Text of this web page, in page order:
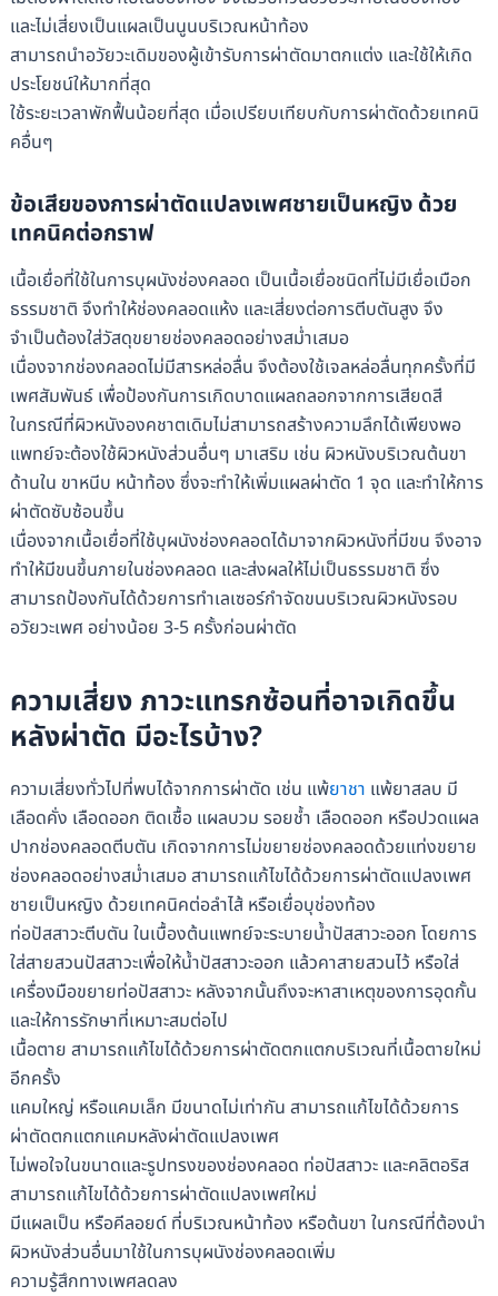
และไม่เสี่ยงเป็นแผลเป็นนูนบริเวณหน้าท้อง
สามารถนำอวัยวะเดิมของผู้เข้ารับการผ่าตัดมาตกแต่ง และใช้ให้เกิด
ประโยชน์ให้มากที่สุด
ใช้ระยะเวลาพักฟื้นน้อยที่สุด เมื่อเปรียบเทียบกับการผ่าตัดด้วยเทคนิ
คอื่นๆ
ข้อเสียของการผ่าตัดแปลงเพศชายเป็นหญิง ด้วย
เทคนิคต่อกราฟ
เนื้อเยื่อที่ใช้ในการบุผนังช่องคลอด เป็นเนื้อเยื่อชนิดที่ไม่มีเยื่อเมือก
ธรรมชาติ จึงทำให้ช่องคลอดแห้ง และเสี่ยงต่อการตีบตันสูง จึง
จำเป็นต้องใส่วัสดุขยายช่องคลอดอย่างสม่ำเสมอ
เนื่องจากช่องคลอดไม่มีสารหล่อลื่น จึงต้องใช้เจลหล่อลื่นทุกครั้งที่มี
เพศสัมพันธ์ เพื่อป้องกันการเกิดบาดแผลถลอกจากการเสียดสี
ในกรณีที่ผิวหนังองคชาตเดิมไม่สามารถสร้างความลึกได้เพียงพอ
แพทย์จะต้องใช้ผิวหนังส่วนอื่นๆ มาเสริม เช่น ผิวหนังบริเวณต้นขา
ด้านใน ขาหนีบ หน้าท้อง ซึ่งจะทำให้เพิ่มแผลผ่าตัด 1 จุด และทำให้การ
ผ่าตัดซับซ้อนขึ้น
เนื่องจากเนื้อเยื่อที่ใช้บุผนังช่องคลอดได้มาจากผิวหนังที่มีขน จึงอาจ
ทำให้มีขนขึ้นภายในช่องคลอด และส่งผลให้ไม่เป็นธรรมชาติ ซึ่ง
สามารถป้องกันได้ด้วยการทำเลเซอร์กำจัดขนบริเวณผิวหนังรอบ
อวัยวะเพศ อย่างน้อย 3-5 ครั้งก่อนผ่าตัด
ความเสี่ยง ภาวะแทรกซ้อนที่อาจเกิดขึ้น
หลังผ่าตัด มีอะไรบ้าง?
ความเสี่ยงทั่วไปที่พบได้จากการผ่าตัด เช่น แพ้ยาชา แพ้ยาสลบ มี
เลือดคั่ง เลือดออก ติดเชื้อ แผลบวม รอยช้ำ เลือดออก หรือปวดแผล
ปากช่องคลอดตีบตัน เกิดจากการไม่ขยายช่องคลอดด้วยแท่งขยาย
ช่องคลอดอย่างสม่ำเสมอ สามารถแก้ไขได้ด้วยการผ่าตัดแปลงเพศ
ชายเป็นหญิง ด้วยเทคนิคต่อลำไส้ หรือเยื่อบุช่องท้อง
ท่อปัสสาวะตีบตัน ในเบื้องต้นแพทย์จะระบายน้ำปัสสาวะออก โดยการ
ใส่สายสวนปัสสาวะเพื่อให้น้ำปัสสาวะออก แล้วคาสายสวนไว้ หรือใส่
เครื่องมือขยายท่อปัสสาวะ หลังจากนั้นถึงจะหาสาเหตุของการอุดกั้น
และให้การรักษาที่เหมาะสมต่อไป
เนื้อตาย สามารถแก้ไขได้ด้วยการผ่าตัดตกแตกบริเวณที่เนื้อตายใหม่
อีกครั้ง
แคมใหญ่ หรือแคมเล็ก มีขนาดไม่เท่ากัน สามารถแก้ไขได้ด้วยการ
ผ่าตัดตกแตกแคมหลังผ่าตัดแปลงเพศ
ไม่พอใจในขนาดและรูปทรงของช่องคลอด ท่อปัสสาวะ และคลิตอริส
สามารถแก้ไขได้ด้วยการผ่าตัดแปลงเพศใหม่
มีแผลเป็น หรือคีลอยด์ ที่บริเวณหน้าท้อง หรือต้นขา ในกรณีที่ต้องนำ
ผิวหนังส่วนอื่นมาใช้ในการบุผนังช่องคลอดเพิ่ม
ความรู้สึกทางเพศลดลง